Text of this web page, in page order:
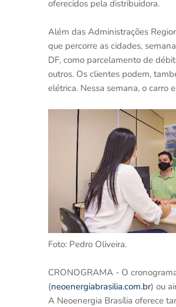
oferecidos pela distribuidora.
Além das Administrações
que percorre as cidades,
DF, como parcelamento de
outros. Os clientes podem,
elétrica. Nessa semana, o carro
Foto: Pedro Oliveira.
CRONOGRAMA - O
(neoenergiabrasilia.com.br) ou
A Neoenergia Brasília oferece